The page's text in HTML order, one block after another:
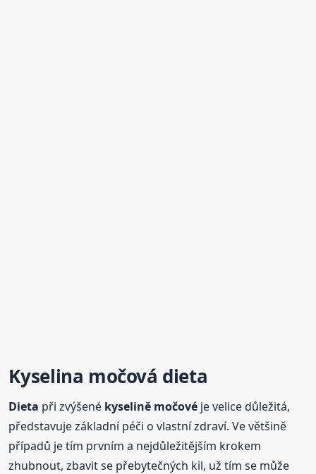
Kyselina močová dieta
Dieta při zvýšené kyselině močové je velice důležitá,
představuje základní péči o vlastní zdraví. Ve většině
případů je tím prvním a nejdůležitějším krokem
zhubnout, zbavit se přebytečných kil, už tím se může